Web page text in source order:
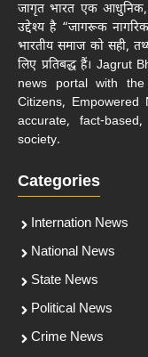
जागृत भारत एक आधुनिक,
उद्देश्य है “जागरूक
भारतीय समाज को सही,
लिए प्रतिबद्ध हैं।
news portal with
Citizens,
accurate, fact-
society.
Categories
Internation News
National News
State News
Political News
Crime News